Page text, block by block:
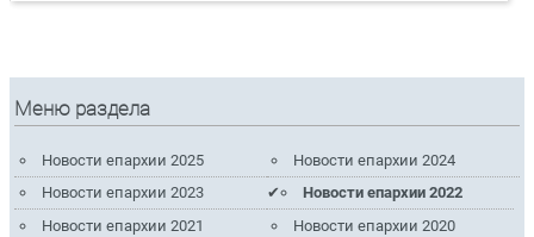
Меню раздела
Новости епархии 2025
Новости епархии 2024
Новости епархии 2023
Новости епархии 2022
Новости епархии 2021
Новости епархии 2020